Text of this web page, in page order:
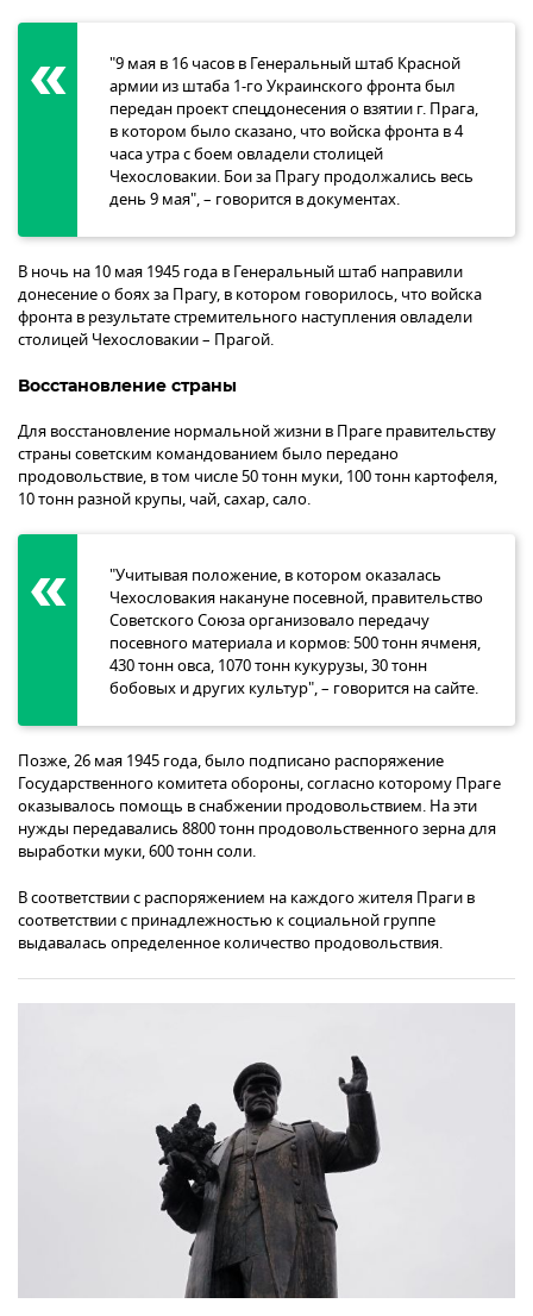
"9 мая в 16 часов в Генеральный штаб Красной
армии из штаба 1-го Украинского фронта был
передан проект спецдонесения о взятии г. Прага,
в котором было сказано, что войска фронта в 4
часа утра с боем овладели столицей
Чехословакии. Бои за Прагу продолжались весь
день 9 мая", – говорится в документах.
В ночь на 10 мая 1945 года в Генеральный штаб направили
донесение о боях за Прагу, в котором говорилось, что войска
фронта в результате стремительного наступления овладели
столицей Чехословакии – Прагой.
Восстановление страны
Для восстановление нормальной жизни в Праге правительству
страны советским командованием было передано
продовольствие, в том числе 50 тонн муки, 100 тонн картофеля,
10 тонн разной крупы, чай, сахар, сало.
"Учитывая положение, в котором оказалась
Чехословакия накануне посевной, правительство
Советского Союза организовало передачу
посевного материала и кормов: 500 тонн ячменя,
430 тонн овса, 1070 тонн кукурузы, 30 тонн
бобовых и других культур", – говорится на сайте.
Позже, 26 мая 1945 года, было подписано распоряжение
Государственного комитета обороны, согласно которому Праге
оказывалось помощь в снабжении продовольствием. На эти
нужды передавались 8800 тонн продовольственного зерна для
выработки муки, 600 тонн соли.
В соответствии с распоряжением на каждого жителя Праги в
соответствии с принадлежностью к социальной группе
выдавалась определенное количество продовольствия.